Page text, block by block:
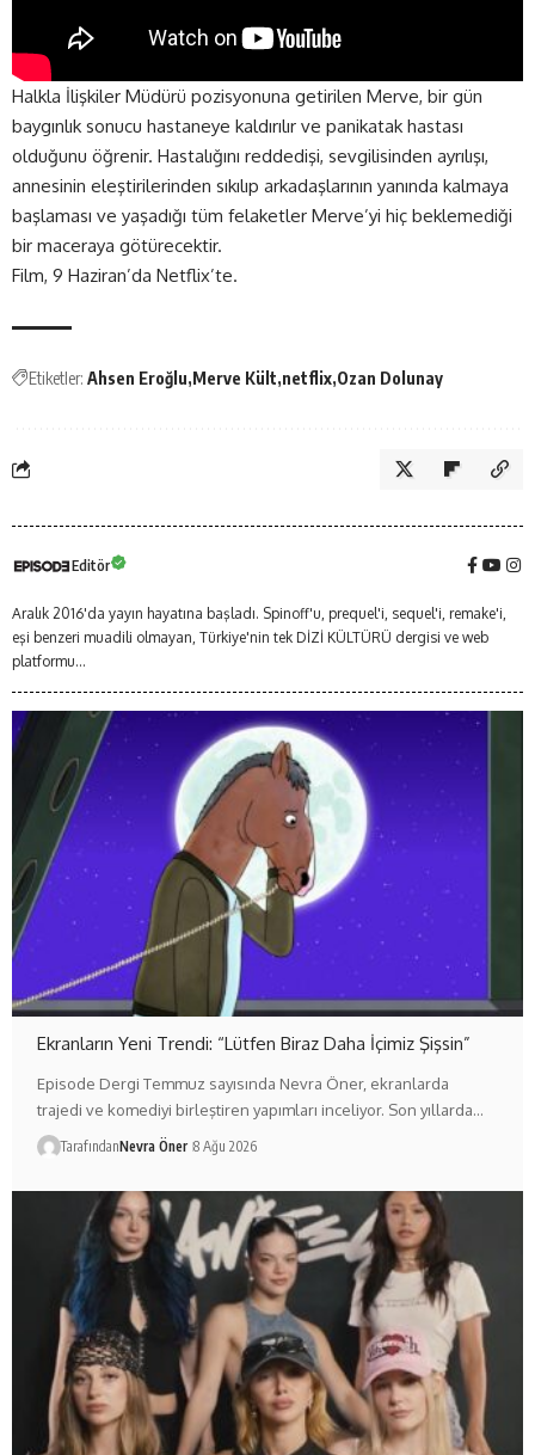
Halkla İlişkiler Müdürü pozisyonuna getirilen Merve, bir gün
baygınlık sonucu hastaneye kaldırılır ve panikatak hastası
olduğunu öğrenir. Hastalığını reddedişi, sevgilisinden ayrılışı,
annesinin eleştirilerinden sıkılıp arkadaşlarının yanında kalmaya
başlaması ve yaşadığı tüm felaketler Merve’yi hiç beklemediği
bir maceraya götürecektir.
Film, 9 Haziran’da Netflix’te.
Etiketler: Ahsen Eroğlu Merve Kült netflix Ozan Dolunay
Editör
Aralık 2016'da yayın hayatına başladı. Spinoff'u, prequel'i, sequel'i, remake'i,
eşi benzeri muadili olmayan, Türkiye'nin tek DİZİ KÜLTÜRÜ dergisi ve web
platformu...
Ekranların Yeni Trendi: “Lütfen Biraz Daha İçimiz Şişsin”
Episode Dergi Temmuz sayısında Nevra Öner, ekranlarda
trajedi ve komediyi birleştiren yapımları inceliyor. Son yıllarda…
TarafındanNevra Öner 8 Ağu 2026